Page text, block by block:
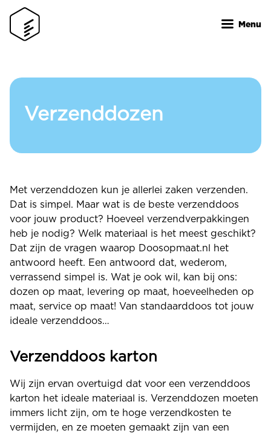
Overslaan
naar
gaan
Menu
Verzenddozen
Met verzenddozen kun je allerlei zaken verzenden.
Dat is simpel. Maar wat is de beste verzenddoos
voor jouw product? Hoeveel verzendverpakkingen
heb je nodig? Welk materiaal is het meest geschikt?
Dat zijn de vragen waarop Doosopmaat.nl het
antwoord heeft. Een antwoord dat, wederom,
verrassend simpel is. Wat je ook wil, kan bij ons:
dozen op maat, levering op maat, hoeveelheden op
maat, service op maat! Van standaarddoos tot jouw
ideale verzenddoos…
Verzenddoos karton
Wij zijn ervan overtuigd dat voor een verzenddoos
karton het ideale materiaal is. Verzenddozen moeten
immers licht zijn, om te hoge verzendkosten te
vermijden, en ze moeten gemaakt zijn van een